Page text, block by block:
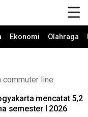
Ekonomi Olahraga
commuter line.
mencatat 5,2
semester I 2026